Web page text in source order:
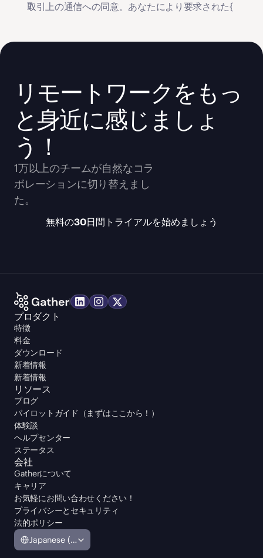
取引上の通信への同意。 あなたにより要求された{
リモートワークをもっ
と身近に感じましょ
う！
1万以上のチームが自然なコラ
ボレーションに切り替えまし
た。
無料の30日間トライアルを始めましょう
プロダクト
特徴
料金
ダウンロード
新着情報
新着情報
リソース
ブログ
パイロットガイド（まずはここから！）
体験談
ヘルプセンター
ステータス
会社
Gatherについて
キャリア
お気軽にお問い合わせください！
プライバシーとセキュリティ
法的ポリシー
Select Language
Japanese (Japan)